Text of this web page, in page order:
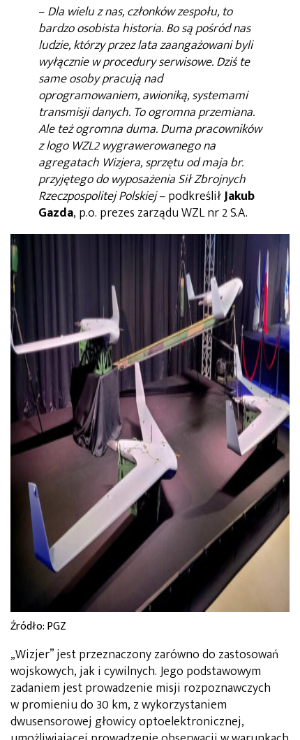
–Dla wielu z nas, członków zespołu, to
bardzo osobista historia. Bo są pośród nas
ludzie, którzy przez lata zaangażowani byli
wyłącznie w procedury serwisowe. Dziś te
same osoby pracują nad
oprogramowaniem, awioniką, systemami
transmisji danych. To ogromna przemiana.
Ale też ogromna duma. Duma pracowników
z logo WZL2 wygrawerowanego na
agregatach Wizjera, sprzętu od maja br.
przyjętego do wyposażenia Sił Zbrojnych
Rzeczpospolitej Polskiej– podkreśliłJakub
Gazda, p.o. prezes zarządu WZL nr 2 S.A.
Źródło: PGZ
„Wizjer” jest przeznaczony zarówno do zastosowań
wojskowych, jak i cywilnych. Jego podstawowym
zadaniem jest prowadzenie misji rozpoznawczych
w promieniu do 30 km, z wykorzystaniem
dwusensorowej głowicy optoelektronicznej,